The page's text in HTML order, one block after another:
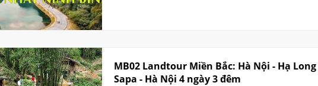
MB02 Landtour Miền Bắc: Hà Nội - Hạ Long
Sapa - Hà Nội 4 ngày 3 đêm